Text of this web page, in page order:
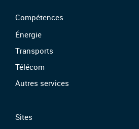
Compétences
Énergie
Transports
Télécom
Autres services
Sites